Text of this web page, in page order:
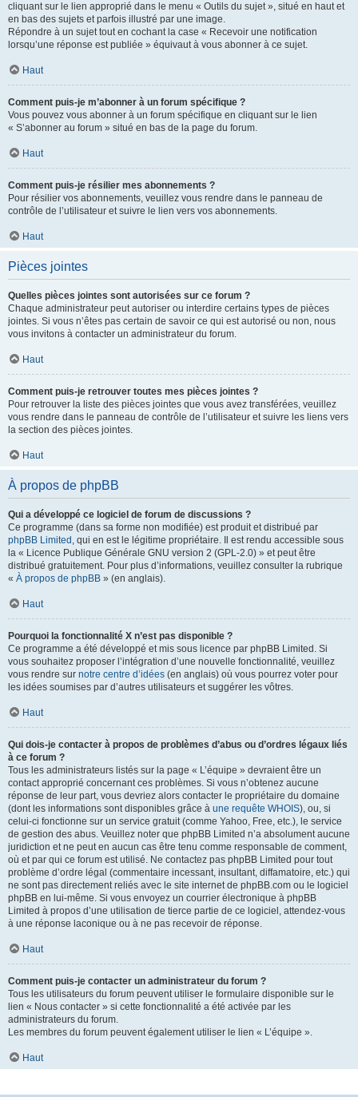
cliquant sur le lien approprié dans le menu « Outils du sujet », situé en haut et
en bas des sujets et parfois illustré par une image.
Répondre à un sujet tout en cochant la case « Recevoir une notification
lorsqu’une réponse est publiée » équivaut à vous abonner à ce sujet.
Haut
Comment puis-je m’abonner à un forum spécifique ?
Vous pouvez vous abonner à un forum spécifique en cliquant sur le lien
« S’abonner au forum » situé en bas de la page du forum.
Haut
Comment puis-je résilier mes abonnements ?
Pour résilier vos abonnements, veuillez vous rendre dans le panneau de
contrôle de l’utilisateur et suivre le lien vers vos abonnements.
Haut
Pièces jointes
Quelles pièces jointes sont autorisées sur ce forum ?
Chaque administrateur peut autoriser ou interdire certains types de pièces
jointes. Si vous n’êtes pas certain de savoir ce qui est autorisé ou non, nous
vous invitons à contacter un administrateur du forum.
Haut
Comment puis-je retrouver toutes mes pièces jointes ?
Pour retrouver la liste des pièces jointes que vous avez transférées, veuillez
vous rendre dans le panneau de contrôle de l’utilisateur et suivre les liens vers
la section des pièces jointes.
Haut
À propos de phpBB
Qui a développé ce logiciel de forum de discussions ?
Ce programme (dans sa forme non modifiée) est produit et distribué par
phpBB Limited , qui en est le légitime propriétaire. Il est rendu accessible sous
la « Licence Publique Générale GNU version 2 (GPL-2.0) » et peut être
distribué gratuitement. Pour plus d’informations, veuillez consulter la rubrique
« À propos de phpBB » (en anglais).
Haut
Pourquoi la fonctionnalité X n’est pas disponible ?
Ce programme a été développé et mis sous licence par phpBB Limited. Si
vous souhaitez proposer l’intégration d’une nouvelle fonctionnalité, veuillez
vous rendre sur notre centre d’idées (en anglais) où vous pourrez voter pour
les idées soumises par d’autres utilisateurs et suggérer les vôtres.
Haut
Qui dois-je contacter à propos de problèmes d’abus ou d’ordres légaux liés
à ce forum ?
Tous les administrateurs listés sur la page « L’équipe » devraient être un
contact approprié concernant ces problèmes. Si vous n’obtenez aucune
réponse de leur part, vous devriez alors contacter le propriétaire du domaine
(dont les informations sont disponibles grâce à une requête WHOIS), ou, si
celui-ci fonctionne sur un service gratuit (comme Yahoo, Free, etc.), le service
de gestion des abus. Veuillez noter que phpBB Limited n’a absolument aucune
juridiction et ne peut en aucun cas être tenu comme responsable de comment,
où et par qui ce forum est utilisé. Ne contactez pas phpBB Limited pour tout
problème d’ordre légal (commentaire incessant, insultant, diffamatoire, etc.) qui
ne sont pas directement reliés avec le site internet de phpBB.com ou le logiciel
phpBB en lui-même. Si vous envoyez un courrier électronique à phpBB
Limited à propos d’une utilisation de tierce partie de ce logiciel, attendez-vous
à une réponse laconique ou à ne pas recevoir de réponse.
Haut
Comment puis-je contacter un administrateur du forum ?
Tous les utilisateurs du forum peuvent utiliser le formulaire disponible sur le
lien « Nous contacter » si cette fonctionnalité a été activée par les
administrateurs du forum.
Les membres du forum peuvent également utiliser le lien « L’équipe ».
Haut